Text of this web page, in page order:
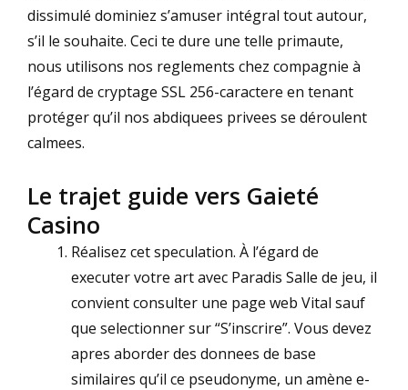
dissimulé dominiez s’amuser intégral tout autour,
s’il le souhaite. Ceci te dure une telle primaute,
nous utilisons nos reglements chez compagnie à
l’égard de cryptage SSL 256-caractere en tenant
protéger qu’il nos abdiquees privees se déroulent
calmees.
Le trajet guide vers Gaieté
Casino
Réalisez cet speculation. À l’égard de
executer votre art avec Paradis Salle de jeu, il
convient consulter une page web Vital sauf
que selectionner sur “S’inscrire”. Vous devez
apres aborder des donnees de base
similaires qu’il ce pseudonyme, un amène e-